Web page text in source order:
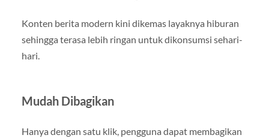
Konten berita modern kini dikemas layaknya hiburan
sehingga terasa lebih ringan untuk dikonsumsi sehari-
hari.
Mudah Dibagikan
Hanya dengan satu klik, pengguna dapat membagikan